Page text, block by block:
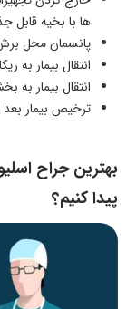
ها با بخیه قابل
پانسمان محل
انتقال بیمار به
انتقال بیمار به
ترخیص بیمار بعد
بهترین جراح
پیدا کنیم؟